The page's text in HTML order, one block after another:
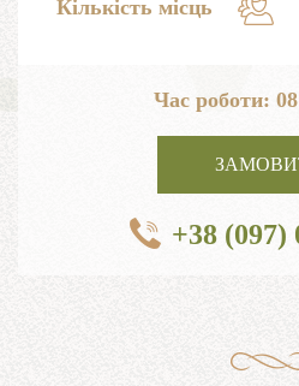
Кількість місць
Час роботи:
+38 (097)